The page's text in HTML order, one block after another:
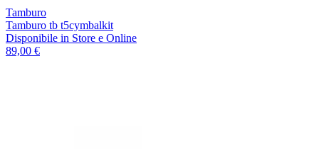
Tamburo
Tamburo tb t5cymbalkit
Disponibile in Store e Online
89,00 €